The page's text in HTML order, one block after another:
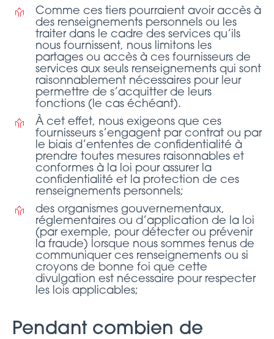
Comme ces tiers pourraient avoir accès à
des renseignements personnels ou les
traiter dans le cadre des services qu’ils
nous fournissent, nous limitons les
partages ou accès à ces fournisseurs de
services aux seuls renseignements qui sont
raisonnablement nécessaires pour leur
permettre de s’acquitter de leurs
fonctions (le cas échéant).
À cet effet, nous exigeons que ces
fournisseurs s’engagent par contrat ou par
le biais d’ententes de confidentialité à
prendre toutes mesures raisonnables et
conformes à la loi pour assurer la
confidentialité et la protection de ces
renseignements personnels;
des organismes gouvernementaux,
réglementaires ou d’application de la loi
(par exemple, pour détecter ou prévenir
la fraude) lorsque nous sommes tenus de
communiquer ces renseignements ou si
croyons de bonne foi que cette
divulgation est nécessaire pour respecter
les lois applicables;
Pendant combien de